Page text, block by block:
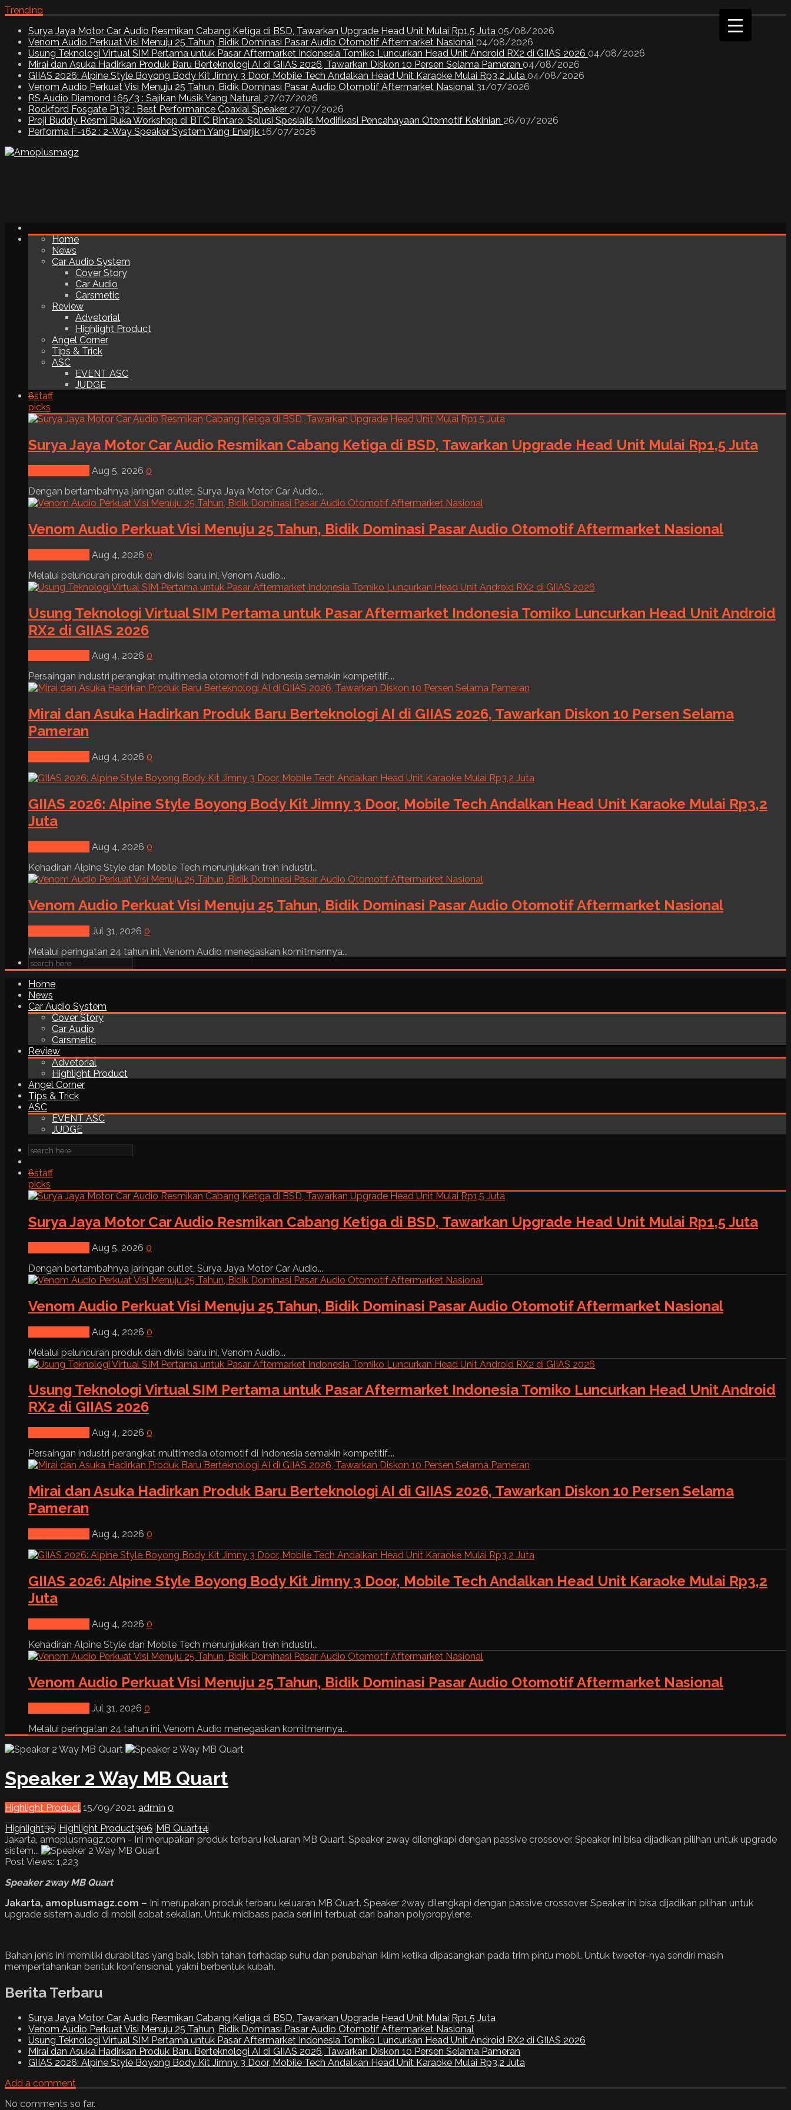
Trending
Surya Jaya Motor Car Audio Resmikan Cabang Ketiga di BSD, Tawarkan Upgrade Head Unit Mulai Rp1,5 Juta 05/08/2026
Venom Audio Perkuat Visi Menuju 25 Tahun, Bidik Dominasi Pasar Audio Otomotif Aftermarket Nasional 04/08/2026
Usung Teknologi Virtual SIM Pertama untuk Pasar Aftermarket Indonesia Tomiko Luncurkan Head Unit Android RX2 di GIIAS 2026 04/08/2026
Mirai dan Asuka Hadirkan Produk Baru Berteknologi AI di GIIAS 2026, Tawarkan Diskon 10 Persen Selama Pameran 04/08/2026
GIIAS 2026: Alpine Style Boyong Body Kit Jimny 3 Door, Mobile Tech Andalkan Head Unit Karaoke Mulai Rp3,2 Juta 04/08/2026
Venom Audio Perkuat Visi Menuju 25 Tahun, Bidik Dominasi Pasar Audio Otomotif Aftermarket Nasional 31/07/2026
RS Audio Diamond 165/3 : Sajikan Musik Yang Natural 27/07/2026
Rockford Fosgate P132 : Best Performance Coaxial Speaker 27/07/2026
Proji Buddy Resmi Buka Workshop di BTC Bintaro: Solusi Spesialis Modifikasi Pencahayaan Otomotif Kekinian 26/07/2026
Performa F-162 : 2-Way Speaker System Yang Enerjik 16/07/2026
Home
News
Car Audio System
Cover Story
Car Audio
Carsmetic
Review
Advetorial
Highlight Product
Angel Corner
Tips & Trick
ASC
EVENT ASC
JUDGE
6staff
picks
Surya Jaya Motor Car Audio Resmikan Cabang Ketiga di BSD, Tawarkan Upgrade Head Unit Mulai Rp1,5 Juta
Aug 5, 2026 0
Dengan bertambahnya jaringan outlet, Surya Jaya Motor Car Audio...
Venom Audio Perkuat Visi Menuju 25 Tahun, Bidik Dominasi Pasar Audio Otomotif Aftermarket Nasional
Aug 4, 2026 0
Melalui peluncuran produk dan divisi baru ini, Venom Audio...
Usung Teknologi Virtual SIM Pertama untuk Pasar Aftermarket Indonesia Tomiko Luncurkan Head Unit Android
RX2 di GIIAS 2026
Aug 4, 2026 0
Persaingan industri perangkat multimedia otomotif di Indonesia semakin kompetitif....
Mirai dan Asuka Hadirkan Produk Baru Berteknologi AI di GIIAS 2026, Tawarkan Diskon 10 Persen Selama
Pameran
Aug 4, 2026 0
GIIAS 2026: Alpine Style Boyong Body Kit Jimny 3 Door, Mobile Tech Andalkan Head Unit Karaoke Mulai Rp3,2
Juta
Aug 4, 2026 0
Kehadiran Alpine Style dan Mobile Tech menunjukkan tren industri...
Venom Audio Perkuat Visi Menuju 25 Tahun, Bidik Dominasi Pasar Audio Otomotif Aftermarket Nasional
Jul 31, 2026 0
Melalui peringatan 24 tahun ini, Venom Audio menegaskan komitmennya...
Home
News
Car Audio System
Cover Story
Car Audio
Carsmetic
Review
Advetorial
Highlight Product
Angel Corner
Tips & Trick
ASC
EVENT ASC
JUDGE
6staff
picks
Surya Jaya Motor Car Audio Resmikan Cabang Ketiga di BSD, Tawarkan Upgrade Head Unit Mulai Rp1,5 Juta
Aug 5, 2026 0
Dengan bertambahnya jaringan outlet, Surya Jaya Motor Car Audio...
Venom Audio Perkuat Visi Menuju 25 Tahun, Bidik Dominasi Pasar Audio Otomotif Aftermarket Nasional
Aug 4, 2026 0
Melalui peluncuran produk dan divisi baru ini, Venom Audio...
Usung Teknologi Virtual SIM Pertama untuk Pasar Aftermarket Indonesia Tomiko Luncurkan Head Unit Android
RX2 di GIIAS 2026
Aug 4, 2026 0
Persaingan industri perangkat multimedia otomotif di Indonesia semakin kompetitif....
Mirai dan Asuka Hadirkan Produk Baru Berteknologi AI di GIIAS 2026, Tawarkan Diskon 10 Persen Selama
Pameran
Aug 4, 2026 0
GIIAS 2026: Alpine Style Boyong Body Kit Jimny 3 Door, Mobile Tech Andalkan Head Unit Karaoke Mulai Rp3,2
Juta
Aug 4, 2026 0
Kehadiran Alpine Style dan Mobile Tech menunjukkan tren industri...
Venom Audio Perkuat Visi Menuju 25 Tahun, Bidik Dominasi Pasar Audio Otomotif Aftermarket Nasional
Jul 31, 2026 0
Melalui peringatan 24 tahun ini, Venom Audio menegaskan komitmennya...
Speaker 2 Way MB Quart
Highlight Product 15/09/2021 admin 0
Highlight35 Highlight Product306 MB Quart14
Jakarta, amoplusmagz.com - Ini merupakan produk terbaru keluaran MB Quart. Speaker 2way dilengkapi dengan passive crossover. Speaker ini bisa dijadikan pilihan untuk upgrade
sistem...
Post Views: 1,223
Speaker 2way MB Quart
Jakarta, amoplusmagz.com – Ini merupakan produk terbaru keluaran MB Quart. Speaker 2way dilengkapi dengan passive crossover. Speaker ini bisa dijadikan pilihan untuk
upgrade sistem audio di mobil sobat sekalian. Untuk midbass pada seri ini terbuat dari bahan polypropylene.
Bahan jenis ini memiliki durabilitas yang baik, lebih tahan terhadap suhu dan perubahan iklim ketika dipasangkan pada trim pintu mobil. Untuk tweeter-nya sendiri masih
mempertahankan bentuk konfensional, yakni berbentuk kubah.
Berita Terbaru
Surya Jaya Motor Car Audio Resmikan Cabang Ketiga di BSD, Tawarkan Upgrade Head Unit Mulai Rp1,5 Juta
Venom Audio Perkuat Visi Menuju 25 Tahun, Bidik Dominasi Pasar Audio Otomotif Aftermarket Nasional
Usung Teknologi Virtual SIM Pertama untuk Pasar Aftermarket Indonesia Tomiko Luncurkan Head Unit Android RX2 di GIIAS 2026
Mirai dan Asuka Hadirkan Produk Baru Berteknologi AI di GIIAS 2026, Tawarkan Diskon 10 Persen Selama Pameran
GIIAS 2026: Alpine Style Boyong Body Kit Jimny 3 Door, Mobile Tech Andalkan Head Unit Karaoke Mulai Rp3,2 Juta
Add a comment
No comments so far.